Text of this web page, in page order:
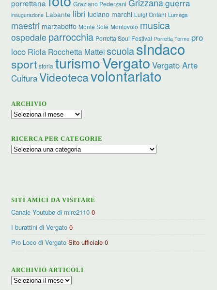
porrettana
Graziano Pederzani guerra
inaugurazione Labante libri luciano marchi Luigi Ontani Lumèga
maestri marzabotto Monte Sole Montovolo musica
ospedale parrocchia Porretta Soul Festival Porretta Terme pro
loco Riola Rocchetta Matteiscuolasindaco
sport storia turismoVergato Vergato Arte
CulturaVideotecavolontariato
ARCHIVIO
Archivio
RICERCA PER CATEGORIE
Ricerca
SITI AMICI DA VISITARE
Canale Youtube di mire2110 0
I burattini di Vergato 0
Pro Loco di Vergato Sito ufficiale 0
ARCHIVIO ARTICOLI
Archivio